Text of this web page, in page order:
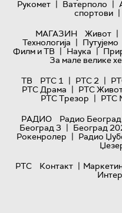
Рукомет | Ватерполо |
спортови |
МАГАЗИН
Живот |
Технологијa | Путујемо
Филм и ТВ | Наука |
За мале велике
ТВ
РТС 1 | РТС 2 |
РТС Драма | РТС
РТС Трезор | РТС
РАДИО
Радио
Београд 3 | Београд
Рокенролер | Радио
РТС
Контакт |